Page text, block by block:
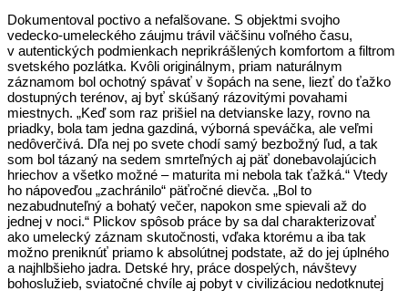
Dokumentoval poctivo a nefalšovane. S objektmi svojho
vedecko‑umeleckého záujmu trávil väčšinu voľného času,
v autentických podmienkach neprikrášlených komfortom a filtrom
svetského pozlátka. Kvôli originálnym, priam naturálnym
záznamom bol ochotný spávať v šopách na sene, liezť do ťažko
dostupných terénov, aj byť skúšaný rázovitými povahami
miestnych. „Keď som raz prišiel na detvianske lazy, rovno na
priadky, bola tam jedna gazdiná, výborná speváčka, ale veľmi
nedôverčivá. Dľa nej po svete chodí samý bezbožný ľud, a tak
som bol tázaný na sedem smrteľných aj päť donebavolajúcich
hriechov a všetko možné – maturita mi nebola tak ťažká.“ Vtedy
ho nápoveďou „zachránilo“ päťročné dievča. „Bol to
nezabudnuteľný a bohatý večer, napokon sme spievali až do
jednej v noci.“ Plickov spôsob práce by sa dal charakterizovať
ako umelecký záznam skutočnosti, vďaka ktorému a iba tak
možno preniknúť priamo k absolútnej podstate, až do jej úplného
a najhlbšieho jadra. Detské hry, práce dospelých, návštevy
bohoslužieb, sviatočné chvíle aj pobyt v civilizáciou nedotknutej